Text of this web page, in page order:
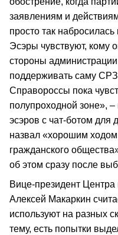
заявлениям и
просто так
Эсэры чувствуют, кому
стороны
поддерживать саму
Справороссы пока
полупроходной зоне»,
эсэров с чат-ботом для
назвал «хорошим
гражданского
об этом сразу после
Вице-президент Центра
Алексей Макаркин
используют на разных
тему, есть попытки